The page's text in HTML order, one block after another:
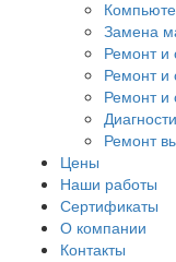
Замена
Ремонт и
Ремонт и
Ремонт и
Ремонт
Цены
Наши работы
Сертификаты
О компании
Контакты